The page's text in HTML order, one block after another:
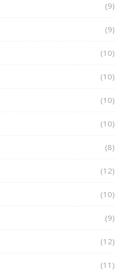
(9)
(9)
(10)
(10)
(10)
(10)
(8)
(12)
(10)
(9)
(12)
(11)